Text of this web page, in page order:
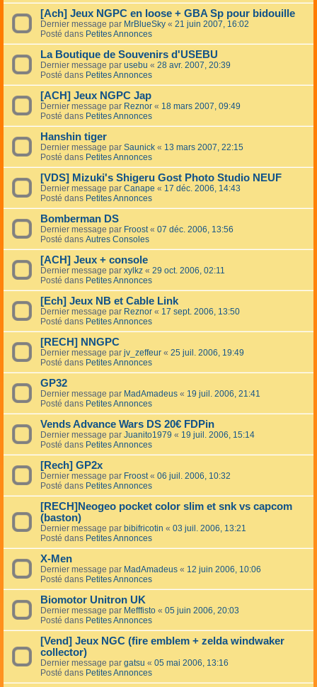
[Ach] Jeux NGPC en loose + GBA Sp pour bidouille
Dernier message par MrBlueSky « 21 juin 2007, 16:02
Posté dans Petites Annonces
La Boutique de Souvenirs d'USEBU
Dernier message par usebu « 28 avr. 2007, 20:39
Posté dans Petites Annonces
[ACH] Jeux NGPC Jap
Dernier message par Reznor « 18 mars 2007, 09:49
Posté dans Petites Annonces
Hanshin tiger
Dernier message par Saunick « 13 mars 2007, 22:15
Posté dans Petites Annonces
[VDS] Mizuki's Shigeru Gost Photo Studio NEUF
Dernier message par Canape « 17 déc. 2006, 14:43
Posté dans Petites Annonces
Bomberman DS
Dernier message par Froost« 07 déc. 2006, 13:56
Posté dans Autres Consoles
[ACH] Jeux + console
Dernier message par xylkz « 29 oct. 2006, 02:11
Posté dans Petites Annonces
[Ech] Jeux NB et Cable Link
Dernier message par Reznor « 17 sept. 2006, 13:50
Posté dans Petites Annonces
[RECH] NNGPC
Dernier message par jv_zeffeur « 25 juil. 2006, 19:49
Posté dans Petites Annonces
GP32
Dernier message par MadAmadeus « 19 juil. 2006, 21:41
Posté dans Petites Annonces
Vends Advance Wars DS 20€ FDPin
Dernier message par Juanito1979 « 19 juil. 2006, 15:14
Posté dans Petites Annonces
[Rech] GP2x
Dernier message par Froost« 06 juil. 2006, 10:32
Posté dans Petites Annonces
[RECH]Neogeo pocket color slim et snk vs capcom
(baston)
Dernier message par bibifricotin « 03 juil. 2006, 13:21
Posté dans Petites Annonces
X-Men
Dernier message par MadAmadeus « 12 juin 2006, 10:06
Posté dans Petites Annonces
Biomotor Unitron UK
Dernier message par Mefffisto « 05 juin 2006, 20:03
Posté dans Petites Annonces
[Vend] Jeux NGC (fire emblem + zelda windwaker
collector)
Dernier message par gatsu « 05 mai 2006, 13:16
Posté dans Petites Annonces